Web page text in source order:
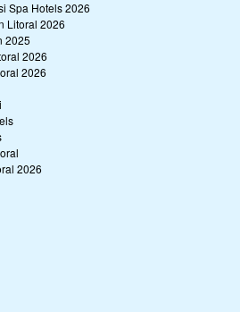
Spa Hotels 2026
Litoral 2026
2025
2026
2026
2026